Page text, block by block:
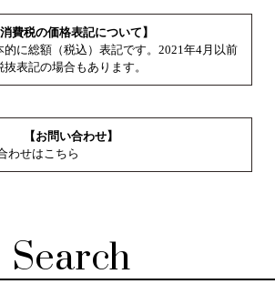
消費税の価格表記について】
に総額（税込）表記です。2021年4月以前
表記の場合もあります。
【お問い合わせ】
わせはこちら
Search